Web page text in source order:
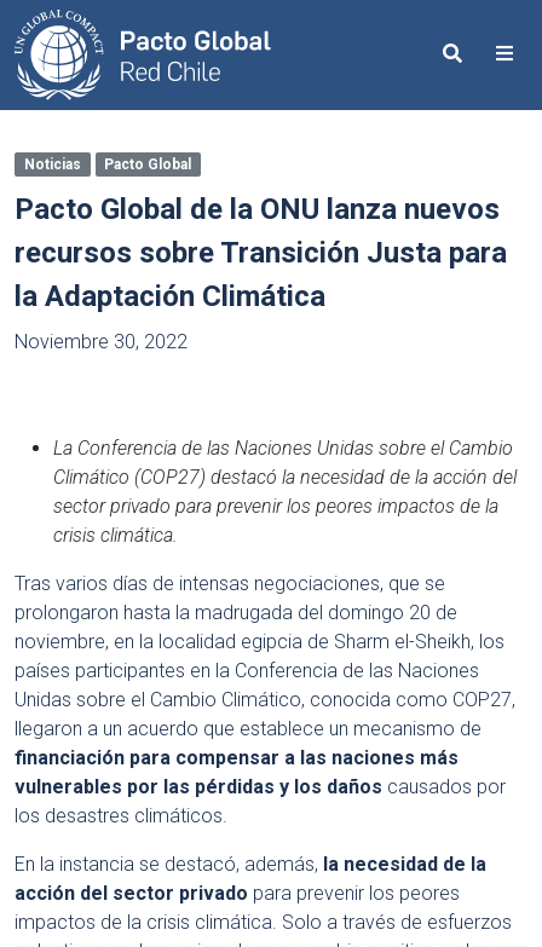
Search
Noticias Pacto Global
Pacto Global de la ONU lanza nuevos
recursos sobre Transición Justa para
la Adaptación Climática
Noviembre 30, 2022
La Conferencia de las Naciones Unidas sobre el Cambio
Climático (COP27) destacó la necesidad de la acción del
sector privado para prevenir los peores impactos de la
crisis climática.
Tras varios días de intensas negociaciones, que se
prolongaron hasta la madrugada del domingo 20 de
noviembre, en la localidad egipcia de Sharm el-Sheikh, los
países participantes en la Conferencia de las Naciones
Unidas sobre el Cambio Climático, conocida como COP27,
llegaron a un acuerdo que establece un mecanismo de
financiación para compensar a las naciones más
vulnerables por las pérdidas y los daños causados por
los desastres climáticos.
En la instancia se destacó, además, la necesidad de la
acción del sector privado para prevenir los peores
impactos de la crisis climática. Solo a través de esfuerzos